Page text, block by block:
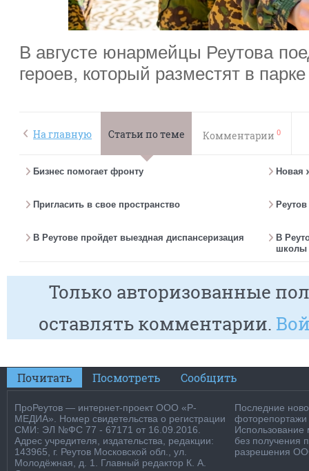
В августе юнармейцы Реутова
героев, который разместят в
На главную Статьи по теме Комментарии 0
Бизнес помогает фронту Новая
Пригласить в свое пространство
В Реутове пройдет выездная диспансеризация
В
школы
Только авторизованные
оставлять комментарии.
Почитать Посмотреть Сообщить
ПроРеутов — интернет-проект ООО «Р-
МЕДИА». Номер свидетельства о регистрации
СМИ: ЭЛ №ФС 77 - 67171 от 16.09.2016.
Адрес учредителя, издательства, редакции:
143965, г. Реутов Московской обл., ул.
Молодёжная, д. 1. Главный редактор К. А.
Последние
фоторепортажи
Использование
без получения
разрешения